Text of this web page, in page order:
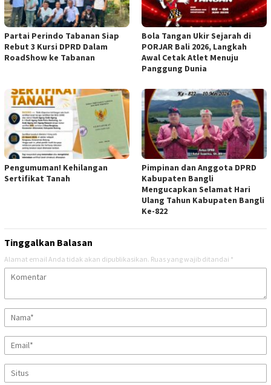
Partai Perindo Tabanan Siap
Rebut 3 Kursi DPRD Dalam
RoadShow ke Tabanan
Bola Tangan Ukir Sejarah di
PORJAR Bali 2026, Langkah
Awal Cetak Atlet Menuju
Panggung Dunia
Pengumuman! Kehilangan
Sertifikat Tanah
Pimpinan dan Anggota DPRD
Kabupaten Bangli
Mengucapkan Selamat Hari
Ulang Tahun Kabupaten Bangli
Ke-822
Tinggalkan Balasan
Alamat email Anda tidak akan dipublikasikan. Ruas yang wajib ditandai *